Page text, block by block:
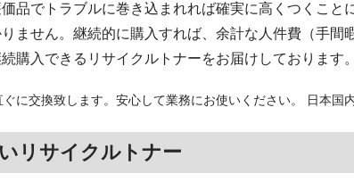
品でトラブルに巻き込まれれば確実に高くつくこと
ません。継続的に購入すれば、余計な人件費（手間
購入できるリサイクルトナーをお届けしております。
に交換致します。安心して業務にお使いください。 日本国
リサイクルトナー